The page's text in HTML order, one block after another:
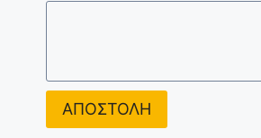
ΑΠΟΣΤΟΛΗ